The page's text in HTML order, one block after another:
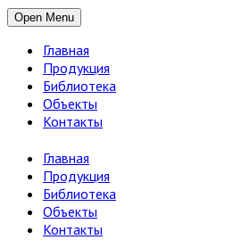
Open Menu
Главная
Продукция
Библиотека
Объекты
Контакты
Главная
Продукция
Библиотека
Объекты
Контакты